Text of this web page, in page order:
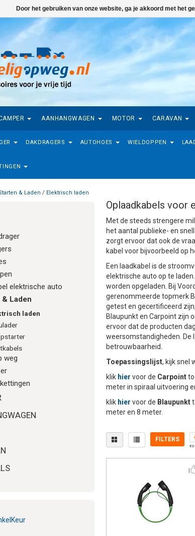
DAKDRAGERS AUTOHOES WIELDOPPEN
AANHANGWAGEN MOTOR CARAVAN
& Laden / Elektrisch laden
elektrische auto
Laden
laden
weg
Oplaadkabels voor
Met de steeds strengere
het aantal publieke- en
zorgt ervoor dat ook de
kabel voor bijvoorbeeld op
Een laadkabel is de
elektrische auto op te
worden opgeladen. Bij
gerenommeerde topmerk
getest en gecertificeerd
Blaupunkt en Carpoint zijn
ervoor dat de producten
weersomstandigheden. De
betrouwbaarheid.
Toepassingslijst, kijk snel
klik hier voor de Carpoint
meter in spiraal uitvoering
klik hier voor de Blaupunkt
meter en 8 meter.
FILTERS
€0
16 Ampere
32 Ampere
Door het gebruiken van onze website, ga je akkoord met het